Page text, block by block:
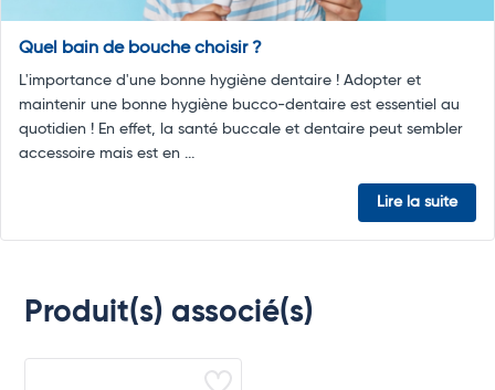
Quel bain de bouche choisir ?
L'importance d'une bonne hygiène dentaire ! Adopter et
maintenir une bonne hygiène bucco-dentaire est essentiel au
quotidien ! En effet, la santé buccale et dentaire peut sembler
accessoire mais est en ...
Lire la suite
Produit(s) associé(s)